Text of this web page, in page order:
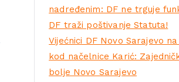
nadređenim: DF ne trguje
DF traži poštivanje Statuta!
Vijećnici DF Novo Sarajevo
kod načelnice Karić:
bolje Novo Sarajevo